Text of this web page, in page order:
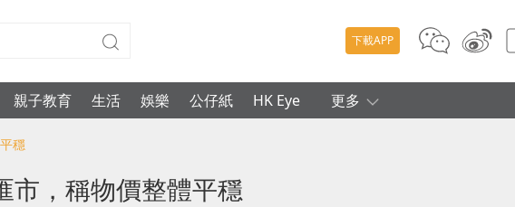
下載APP
親子教育 生活 娛樂 公仔紙 HK Eye 更多
穩
市，稱物價整體平穩